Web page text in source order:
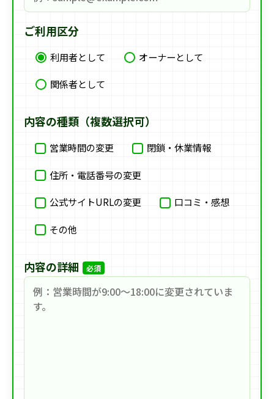
ご利用区分
利用者として
オーナーとして
関係者として
内容の種類（複数選択可）
営業時間の変更 閉鎖・休業情報
住所・電話番号の変更
公式サイトURLの変更 口コミ・感想
その他
内容の詳細 必須